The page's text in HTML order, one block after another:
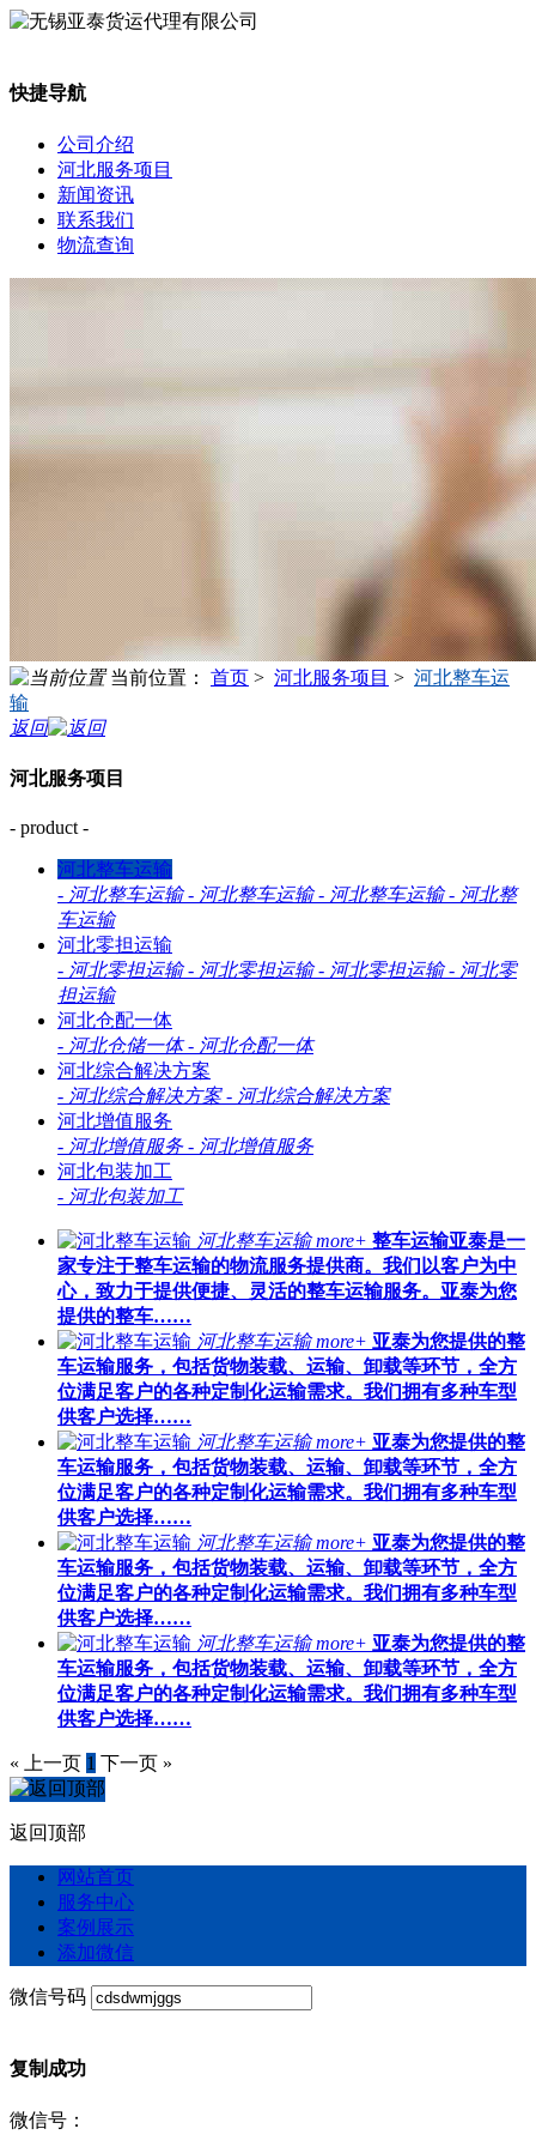
快捷导航
公司介绍
河北服务项目
新闻资讯
联系我们
物流查询
当前位置： 首页 > 河北服务项目 > 河北整车运
输
返回
河北服务项目
- product -
河北整车运输
- 河北整车运输 - 河北整车运输 - 河北整车运输 - 河北整
车运输
河北零担运输
- 河北零担运输 - 河北零担运输 - 河北零担运输 - 河北零
担运输
河北仓配一体
- 河北仓储一体 - 河北仓配一体
河北综合解决方案
- 河北综合解决方案 - 河北综合解决方案
河北增值服务
- 河北增值服务 - 河北增值服务
河北包装加工
- 河北包装加工
河北整车运输more+ 整车运输亚泰是一
家专注于整车运输的物流服务提供商。我们以客户为中
心，致力于提供便捷、灵活的整车运输服务。亚泰为您
提供的整车……
河北整车运输more+ 亚泰为您提供的整
车运输服务，包括货物装载、运输、卸载等环节，全方
位满足客户的各种定制化运输需求。我们拥有多种车型
供客户选择……
河北整车运输more+ 亚泰为您提供的整
车运输服务，包括货物装载、运输、卸载等环节，全方
位满足客户的各种定制化运输需求。我们拥有多种车型
供客户选择……
河北整车运输more+ 亚泰为您提供的整
车运输服务，包括货物装载、运输、卸载等环节，全方
位满足客户的各种定制化运输需求。我们拥有多种车型
供客户选择……
河北整车运输more+ 亚泰为您提供的整
车运输服务，包括货物装载、运输、卸载等环节，全方
位满足客户的各种定制化运输需求。我们拥有多种车型
供客户选择……
« 上一页 1 下一页 »
返回顶部
网站首页
服务中心
案例展示
添加微信
微信号码
复制成功
微信号：